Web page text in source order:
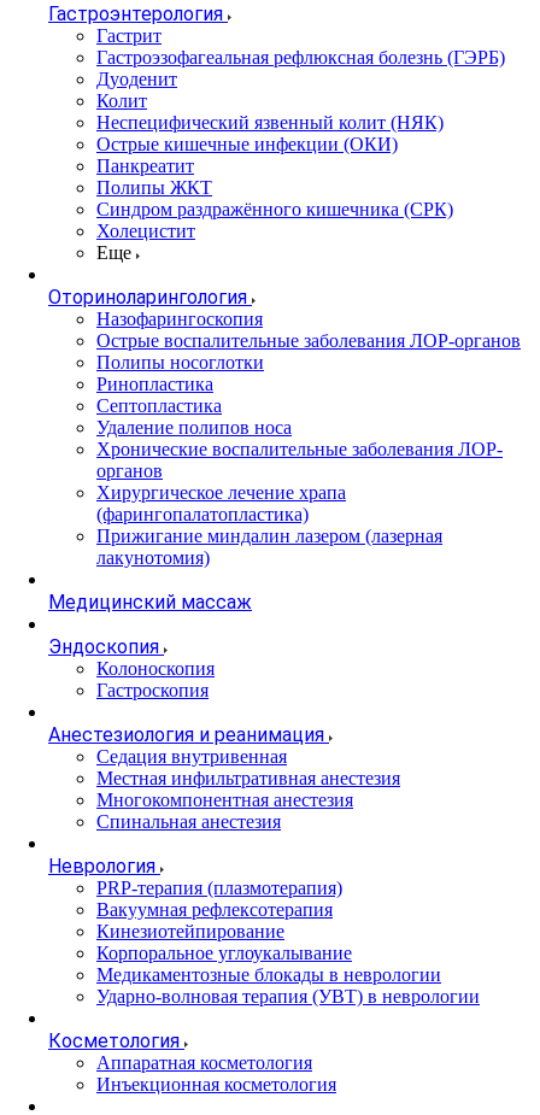
Гастроэнтерология
Гастрит
Гастроэзофагеальная рефлюксная болезнь (ГЭРБ)
Дуоденит
Колит
Неспецифический язвенный колит (НЯК)
Острые кишечные инфекции (ОКИ)
Панкреатит
Полипы ЖКТ
Синдром раздражённого кишечника (СРК)
Холецистит
Еще
Оториноларингология
Назофарингоскопия
Острые воспалительные заболевания ЛОР-органов
Полипы носоглотки
Ринопластика
Септопластика
Удаление полипов носа
Хронические воспалительные заболевания ЛОР-
органов
Хирургическое лечение храпа
(фарингопалатопластика)
Прижигание миндалин лазером (лазерная
лакунотомия)
Медицинский массаж
Эндоскопия
Колоноскопия
Гастроскопия
Анестезиология и реанимация
Cедация внутривенная
Местная инфильтративная анестезия
Многокомпонентная анестезия
Спинальная анестезия
Неврология
PRP-терапия (плазмотерапия)
Вакуумная рефлексотерапия
Кинезиотейпирование
Корпоральное углоукалывание
Медикаментозные блокады в неврологии
Ударно-волновая терапия (УВТ) в неврологии
Косметология
Аппаратная косметология
Инъекционная косметология